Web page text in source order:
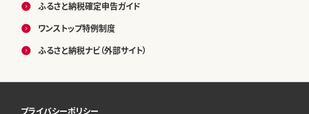
ふるさと納税確定申告ガイド
ワンストップ特例制度
ふるさと納税ナビ（外部サイト）
プライバシーポリシー